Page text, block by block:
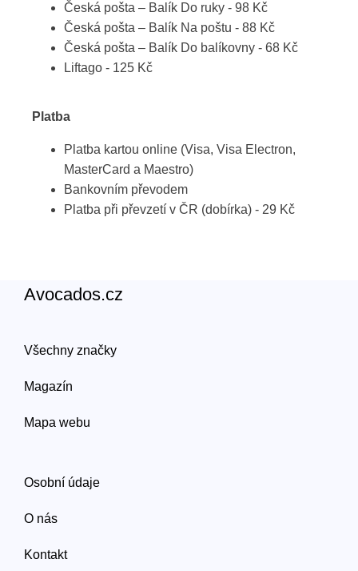
Česká pošta – Balík Do ruky - 98 Kč
Česká pošta – Balík Na poštu - 88 Kč
Česká pošta – Balík Do balíkovny - 68 Kč
Liftago - 125 Kč
Platba
Platba kartou online (Visa, Visa Electron,
MasterCard a Maestro)
Bankovním převodem
Platba při převzetí v ČR (dobírka) - 29 Kč
Avocados.cz
Všechny značky
Magazín
Mapa webu
Osobní údaje
O nás
Kontakt